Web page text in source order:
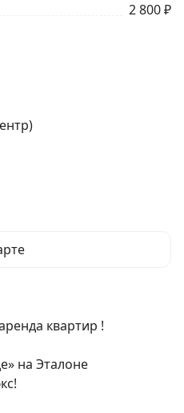
2 800 ₽
квартир !
на Эталоне